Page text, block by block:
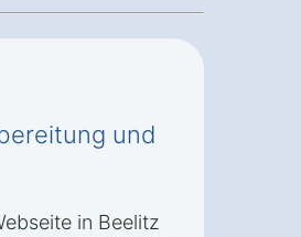
und
in Beelitz